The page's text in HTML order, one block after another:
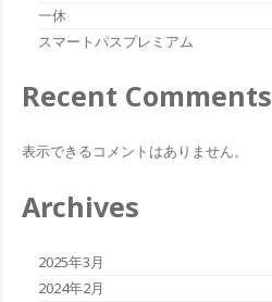
一休
スマートパスプレミアム
Recent Comments
表示できるコメントはありません。
Archives
2025年3月
2024年2月